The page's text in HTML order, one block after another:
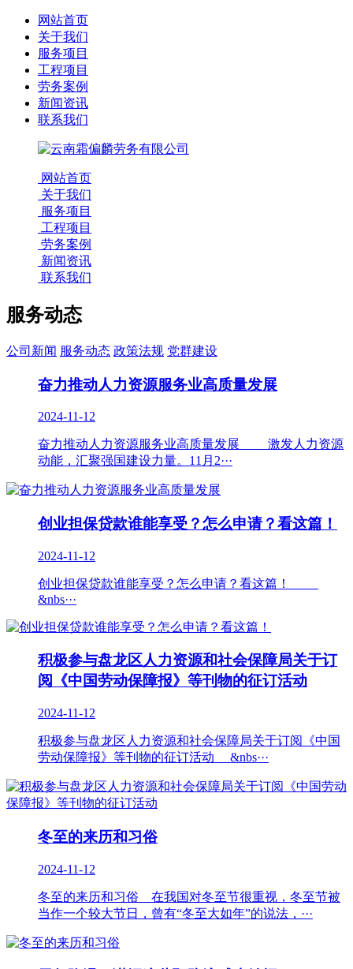
网站首页
关于我们
服务项目
工程项目
劳务案例
新闻资讯
联系我们
网站首页
关于我们
服务项目
工程项目
劳务案例
新闻资讯
联系我们
服务动态
公司新闻 服务动态 政策法规 党群建设
奋力推动人力资源服务业高质量发展
2024-11-12
奋力推动人力资源服务业高质量发展 激发人力资源
动能，汇聚强国建设力量。11月2···
创业担保贷款谁能享受？怎么申请？看这篇！
2024-11-12
创业担保贷款谁能享受？怎么申请？看这篇！
&nbs···
积极参与盘龙区人力资源和社会保障局关于订
阅《中国劳动保障报》等刊物的征订活动
2024-11-12
积极参与盘龙区人力资源和社会保障局关于订阅《中国
劳动保障报》等刊物的征订活动 &nbs···
冬至的来历和习俗
2024-11-12
冬至的来历和习俗 在我国对冬至节很重视，冬至节被
当作一个较大节日，曾有“冬至大如年”的说法，···